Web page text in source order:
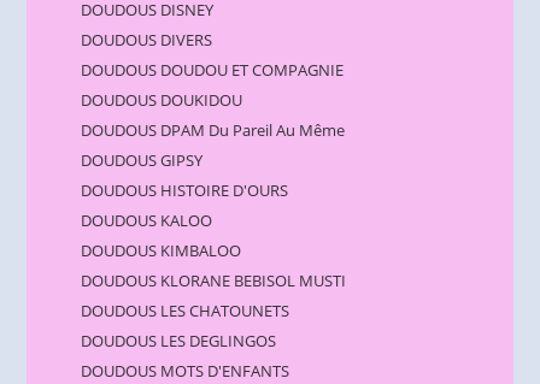
DOUDOUS DISNEY
DOUDOUS DIVERS
DOUDOUS DOUDOU ET COMPAGNIE
DOUDOUS DOUKIDOU
DOUDOUS DPAM Du Pareil Au Même
DOUDOUS GIPSY
DOUDOUS HISTOIRE D'OURS
DOUDOUS KALOO
DOUDOUS KIMBALOO
DOUDOUS KLORANE BEBISOL MUSTI
DOUDOUS LES CHATOUNETS
DOUDOUS LES DEGLINGOS
DOUDOUS MOTS D'ENFANTS